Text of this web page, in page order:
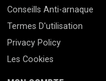
Conseills Anti-arnaque
Termes D'utilisation
Privacy Policy
Les Cookies